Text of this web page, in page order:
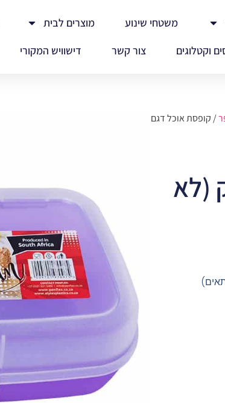
משטחי שינוע מוצרים לבית
וקטלוגים צור קשר דישוויש המקורי
/ קופסת אוכל דגם
(לא